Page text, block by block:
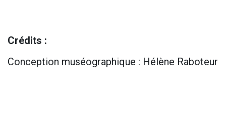
Crédits :
Conception muséographique : Hélène Raboteur